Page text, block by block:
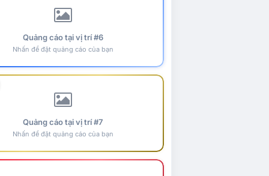
Quảng cáo tại vị trí #6
Nhấn để đặt quảng cáo của bạn
Quảng cáo tại vị trí #7
Nhấn để đặt quảng cáo của bạn